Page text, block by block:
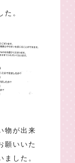
。
物が出来
願いいた
ました。